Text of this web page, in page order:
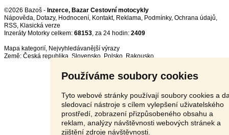
Používáme soubory cookies
Tyto webové stránky používají soubory cookies a
sledovací nástroje s cílem vylepšení uživatelského
prostředí, zobrazení přizpůsobeného obsahu a
reklam, analýzy návštěvnosti webových stránek a
zjištění zdroje návštěvnosti.
©2026 Bazoš - Inzerce, Bazar Cestovní motocykly
Nápověda, Dotazy, Hodnocení, Kontakt, Reklama, Podmínky, Ochrana údajů,
RSS,
Inzeráty Motorky celkem: 68153, za 24 hodin: 2409
Mapa kategorií, Nejvyhledávanější výrazy
Země: Česká republika,Slovensko,Polsko,Rakousko